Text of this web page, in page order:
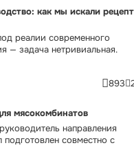
как мы искали рецепт
реалии современного
— задача нетривиальная.
893
мясокомбинатов
направления
совместно с